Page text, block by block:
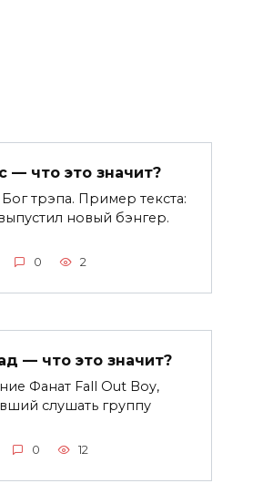
— что это значит?
трэпа. Пример текста:
новый бэнгер.
0 2
— что это значит?
Фанат Fall Out Boy,
слушать группу
0 12